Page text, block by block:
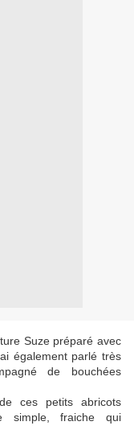
Suze préparé avec
également parlé très
de bouchées
ces petits abricots
simple, fraiche qui